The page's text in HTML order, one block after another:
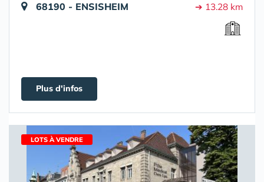
68190 - ENSISHEIM ➔ 13.28 km
Plus d'infos
LOTS À VENDRE